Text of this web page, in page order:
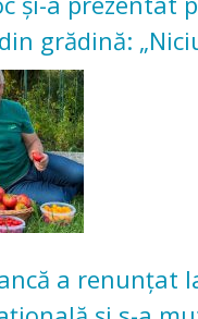
grădină:
oferi această
a renunțat